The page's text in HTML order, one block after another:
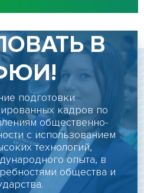
В
подготовки
кадров по
общественно-
с использованием
технологий,
опыта, в
общества и